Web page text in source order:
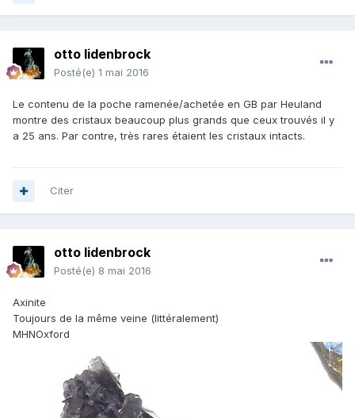
otto lidenbrock
Posté(e) 1 mai 2016
Le contenu de la poche ramenée/achetée en GB par Heuland
montre des cristaux beaucoup plus grands que ceux trouvés il y
a 25 ans. Par contre, très rares étaient les cristaux intacts.
Citer
otto lidenbrock
Posté(e) 8 mai 2016
Axinite
Toujours de la même veine (littéralement)
MHNOxford